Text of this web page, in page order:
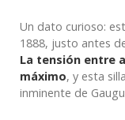
Un dato curioso:
1888, justo antes
La tensión entre
máximo, y esta
inminente de